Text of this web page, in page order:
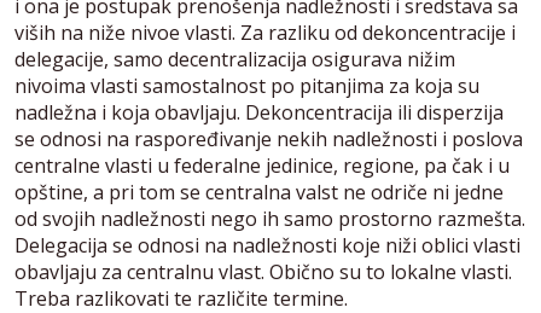
i ona je postupak prenošenja nadležnosti i sredstava sa
viših na niže nivoe vlasti. Za razliku od dekoncentracije i
delegacije, samo decentralizacija osigurava nižim
nivoima vlasti samostalnost po pitanjima za koja su
nadležna i koja obavljaju. Dekoncentracija ili disperzija
se odnosi na raspoređivanje nekih nadležnosti i poslova
centralne vlasti u federalne jedinice, regione, pa čak i u
opštine, a pri tom se centralna valst ne odriče ni jedne
od svojih nadležnosti nego ih samo prostorno razmešta.
Delegacija se odnosi na nadležnosti koje niži oblici vlasti
obavljaju za centralnu vlast. Obično su to lokalne vlasti.
Treba razlikovati te različite termine.